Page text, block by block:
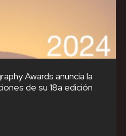
Awards anuncia la
de su 18a edición